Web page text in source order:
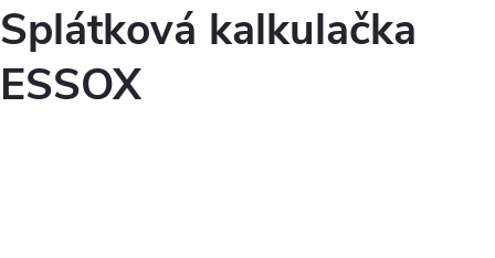
Splátková kalkulačka
ESSOX